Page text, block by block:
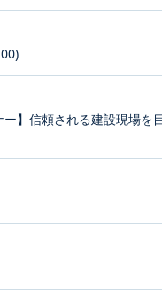
ー】信頼される建設現場を